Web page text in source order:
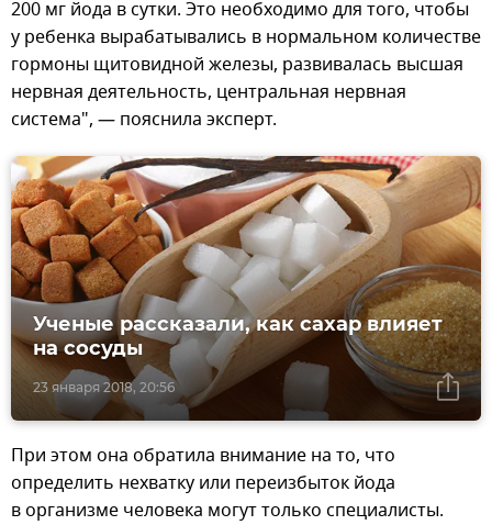
200 мг йода в сутки. Это необходимо для того, чтобы
у ребенка вырабатывались в нормальном количестве
гормоны щитовидной железы, развивалась высшая
нервная деятельность, центральная нервная
система", — пояснила эксперт.
23 января 2018, 20:56
Ученые рассказали, как сахар влияет
на сосуды
При этом она обратила внимание на то, что
определить нехватку или переизбыток йода
в организме человека могут только специалисты.